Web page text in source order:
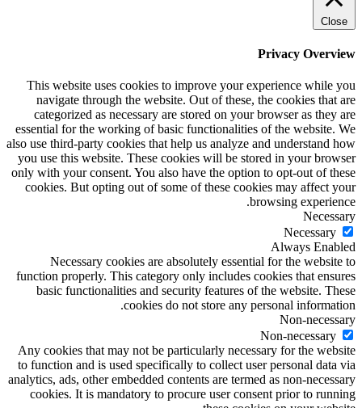
Close
Privacy Overview
This website uses cookies to improve your experience while you
navigate through the website. Out of these, the cookies that are
categorized as necessary are stored on your browser as they are
essential for the working of basic functionalities of the website. We
also use third-party cookies that help us analyze and understand how
you use this website. These cookies will be stored in your browser
only with your consent. You also have the option to opt-out of these
cookies. But opting out of some of these cookies may affect your
browsing experience.
Necessary
Necessary
Always Enabled
Necessary cookies are absolutely essential for the website to
function properly. This category only includes cookies that ensures
basic functionalities and security features of the website. These
cookies do not store any personal information.
Non-necessary
Non-necessary
Any cookies that may not be particularly necessary for the website
to function and is used specifically to collect user personal data via
analytics, ads, other embedded contents are termed as non-necessary
cookies. It is mandatory to procure user consent prior to running